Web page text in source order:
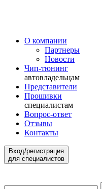
О компании
Партнеры
Новости
Чип-тюнинг
автовладельцам
Представители
Прошивки
специалистам
Вопрос-ответ
Отзывы
Контакты
Вход/регистрация
для специалистов